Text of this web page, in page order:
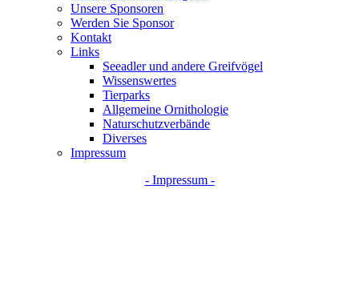
Unsere Sponsoren
Werden Sie Sponsor
Kontakt
Links
Seeadler und andere Greifvögel
Wissenswertes
Tierparks
Allgemeine Ornithologie
Naturschutzverbände
Diverses
Impressum
- Impressum -